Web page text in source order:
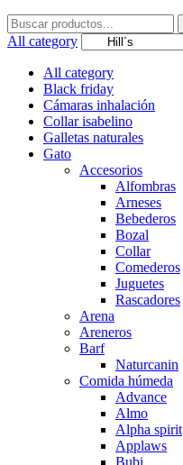
Search
for:
All category
All category
Black friday
Cámaras inhalación
Collar isabelino
Galletas naturales
Gato
Accesorios
Alfombras
Arneses
Bebederos
Bozal
Collar
Comederos
Juguetes
Rascadores
Arena
Areneros
Barf
Naturcanin
Comida húmeda
Advance
Almo
Alpha spirit
Applaws
Bubi